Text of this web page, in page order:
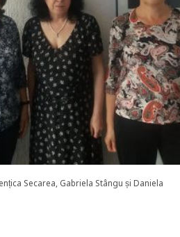
Secarea, Gabriela Stângu și Daniela